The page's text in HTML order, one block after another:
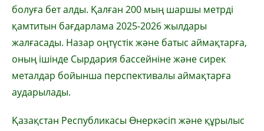
болуға бет алды. Қалған 200 мың шаршы метрді
қамтитын бағдарлама 2025-2026 жылдары
жалғасады. Назар оңтүстік және батыс аймақтарға,
оның ішінде Сырдария бассейніне және сирек
металдар бойынша перспективалы аймақтарға
аударылады.
Қазақстан Республикасы Өнеркәсіп және құрылыс